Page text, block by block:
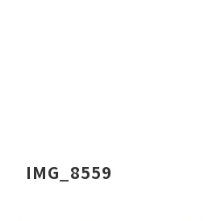
IMG_8559